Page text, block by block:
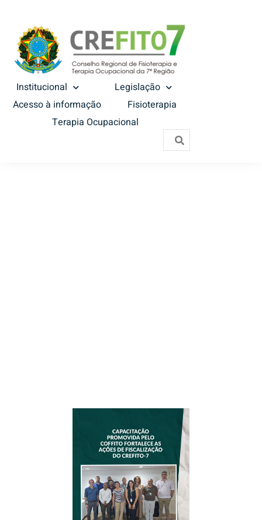
Institucional
Legislação
Acesso à informação
Fisioterapia
Terapia Ocupacional